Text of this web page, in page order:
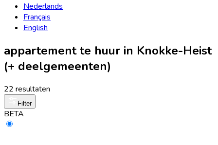
Nederlands
Français
English
appartement te huur in Knokke-Heist
(+ deelgemeenten)
22 resultaten
Filter
BETA